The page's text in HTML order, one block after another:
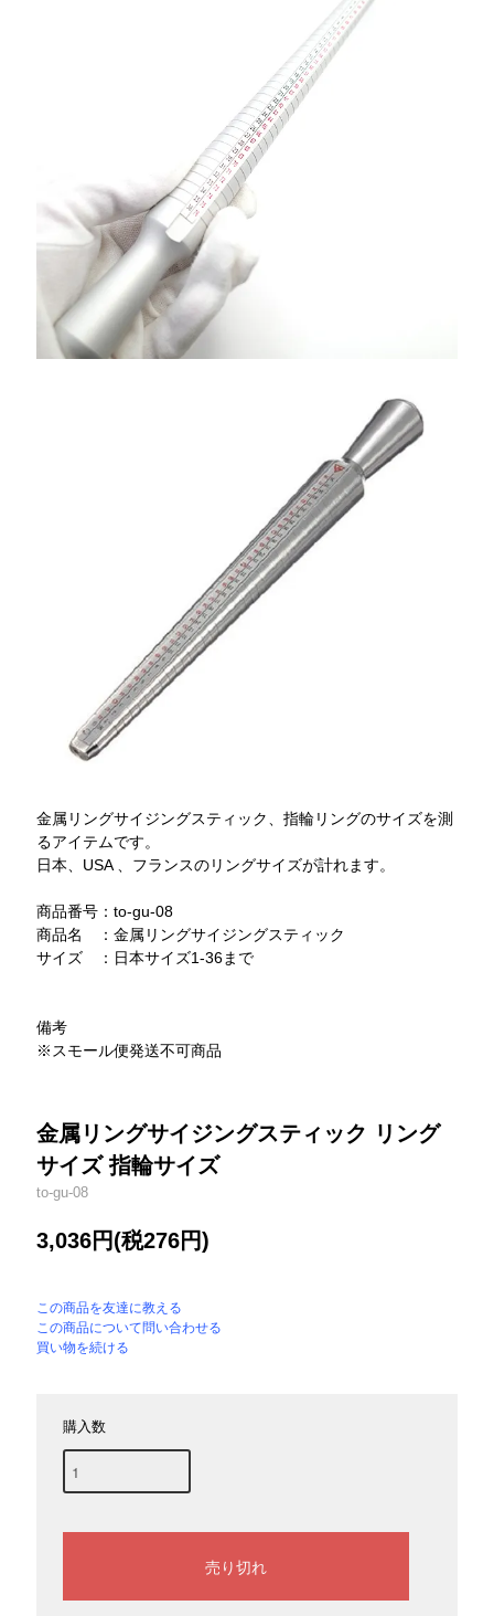
金属リングサイジングスティック、指輪リングのサイズを測
るアイテムです。
日本、USA 、フランスのリングサイズが計れます。
商品番号：to-gu-08
商品名 ：金属リングサイジングスティック
サイズ ：日本サイズ1-36まで
備考
※スモール便発送不可商品
金属リングサイジングスティック リング
サイズ 指輪サイズ
to-gu-08
3,036円(税276円)
この商品を友達に教える
この商品について問い合わせる
買い物を続ける
購入数